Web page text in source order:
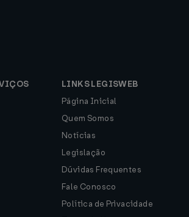
LINKS LEGISWEB
Página Inicial
Quem Somos
Notícias
Legislação
Dúvidas Frequentes
Fale Conosco
Política de Privacidade